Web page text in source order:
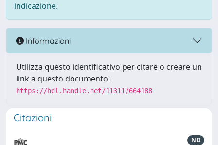
indicazione.
Informazioni
Utilizza questo identificativo per citare o creare un
link a questo documento:
https://hdl.handle.net/11311/664188
Citazioni
ND